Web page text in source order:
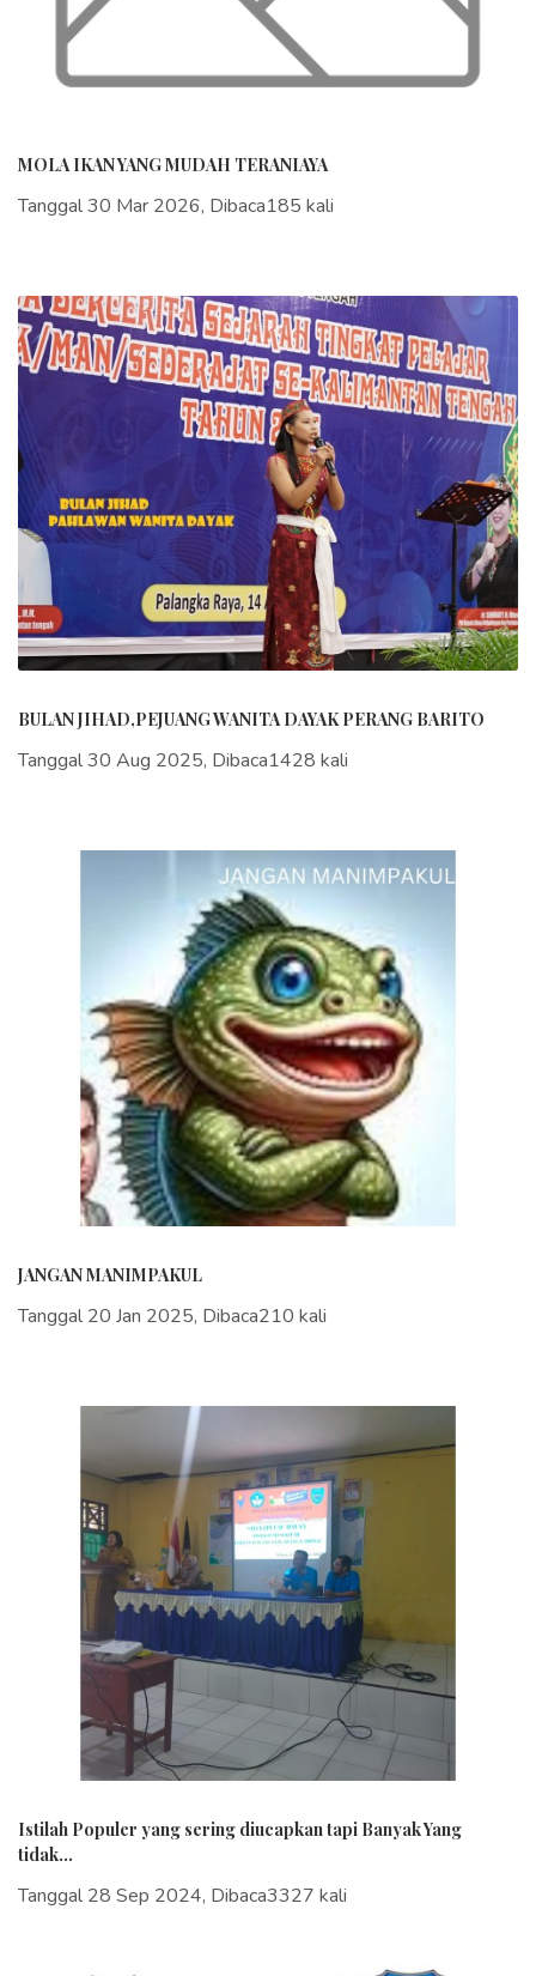
MOLA IKAN YANG MUDAH TERANIAYA
Tanggal 30 Mar 2026, Dibaca185 kali
BULAN JIHAD,PEJUANG WANITA DAYAK PERANG BARITO
Tanggal 30 Aug 2025, Dibaca1428 kali
JANGAN MANIMPAKUL
Tanggal 20 Jan 2025, Dibaca210 kali
Istilah Populer yang sering diucapkan tapi Banyak Yang
tidak...
Tanggal 28 Sep 2024, Dibaca3327 kali